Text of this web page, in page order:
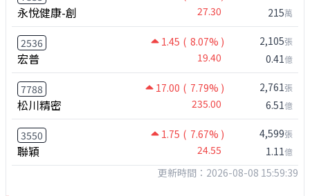
永悅健康-創 27.30 215萬
2536 1.45 ( 8.07% )
宏普 19.40
2,105張
0.41億
7788 17.00 ( 7.79% )
松川精密 235.00
2,761張
6.51億
3550 1.75 ( 7.67% )
聯穎 24.55
4,599張
1.11億
更新時間：2026-08-08 15:59:39